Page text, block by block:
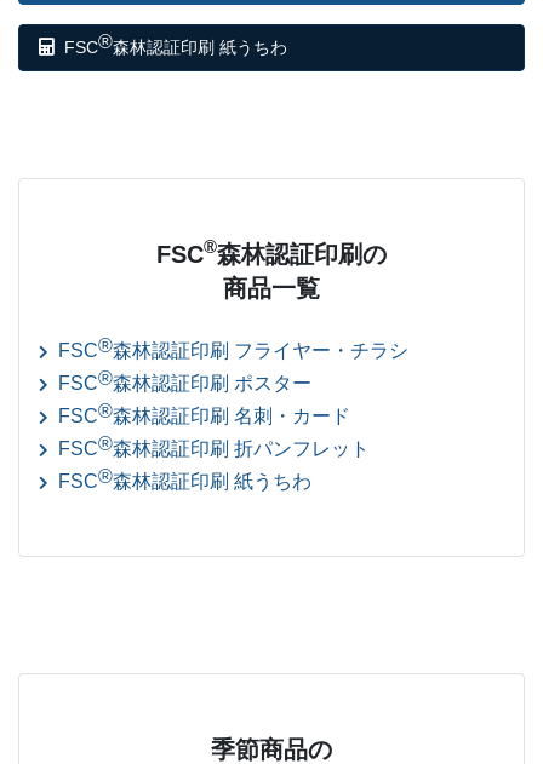
FSC®森林認証印刷 紙うちわ
FSC®森林認証印刷の
商品一覧
FSC®森林認証印刷 フライヤー・チラシ
FSC®森林認証印刷 ポスター
FSC®森林認証印刷 名刺・カード
FSC®森林認証印刷 折パンフレット
FSC®森林認証印刷 紙うちわ
季節商品の